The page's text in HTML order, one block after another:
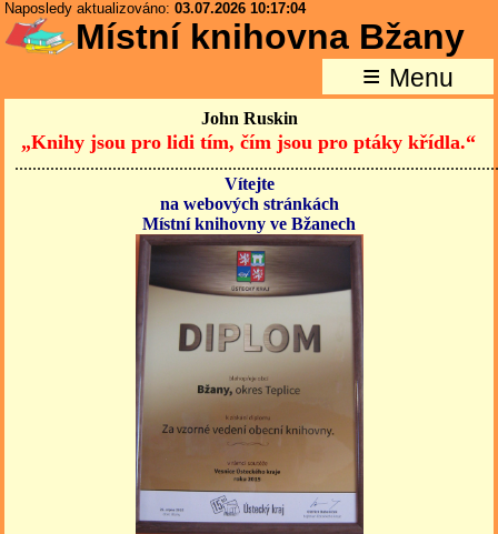
Naposledy aktualizováno:03.07.2026 10:17:04
Místní knihovna Bžany
≡ Menu
John Ruskin
„Knihy jsou pro lidi tím, čím jsou pro ptáky křídla.“
Vítejte
na webových stránkách
Místní knihovny ve Bžanech